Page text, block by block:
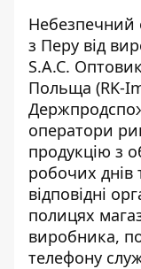
Небезпечний
з Перу від
S.A.C.
Польща (RK-
оператори
продукцію з
робочих днів
відповідні
полицях
виробника,
телефону